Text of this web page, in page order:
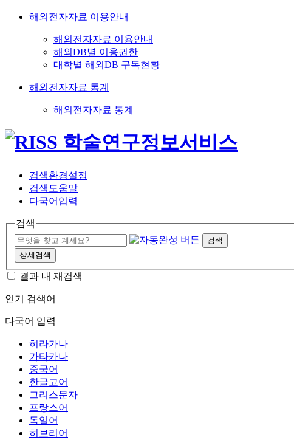
해외전자자료 이용안내
해외전자자료 이용안내
해외DB별 이용권한
대학별 해외DB 구독현황
해외전자자료 통계
해외전자자료 통계
검색환경설정
검색도움말
다국어입력
검색
검색
상세검색
결과 내 재검색
인기 검색어
다국어 입력
히라가나
가타카나
중국어
한글고어
그리스문자
프랑스어
독일어
히브리어